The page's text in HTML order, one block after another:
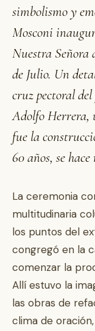
simbolismo y
Mosconi
Nuestra Señora
de Julio. Un
cruz pectoral
Adolfo Herrera,
fue la
60 años, se
La ceremonia
multitudinaria
los puntos del
congregó en la
comenzar la
Allí estuvo la
las obras de
clima de